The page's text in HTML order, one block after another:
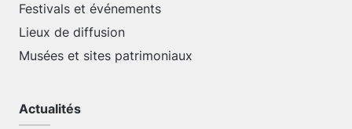
Festivals et événements
Lieux de diffusion
Musées et sites patrimoniaux
Actualités